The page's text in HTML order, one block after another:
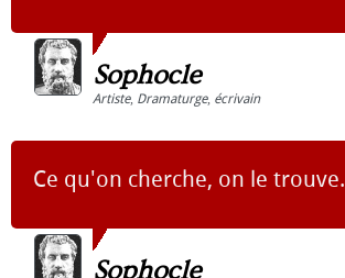
Sophocle
Artiste, Dramaturge, écrivain
Ce qu'on cherche, on le trouve.
Sophocle